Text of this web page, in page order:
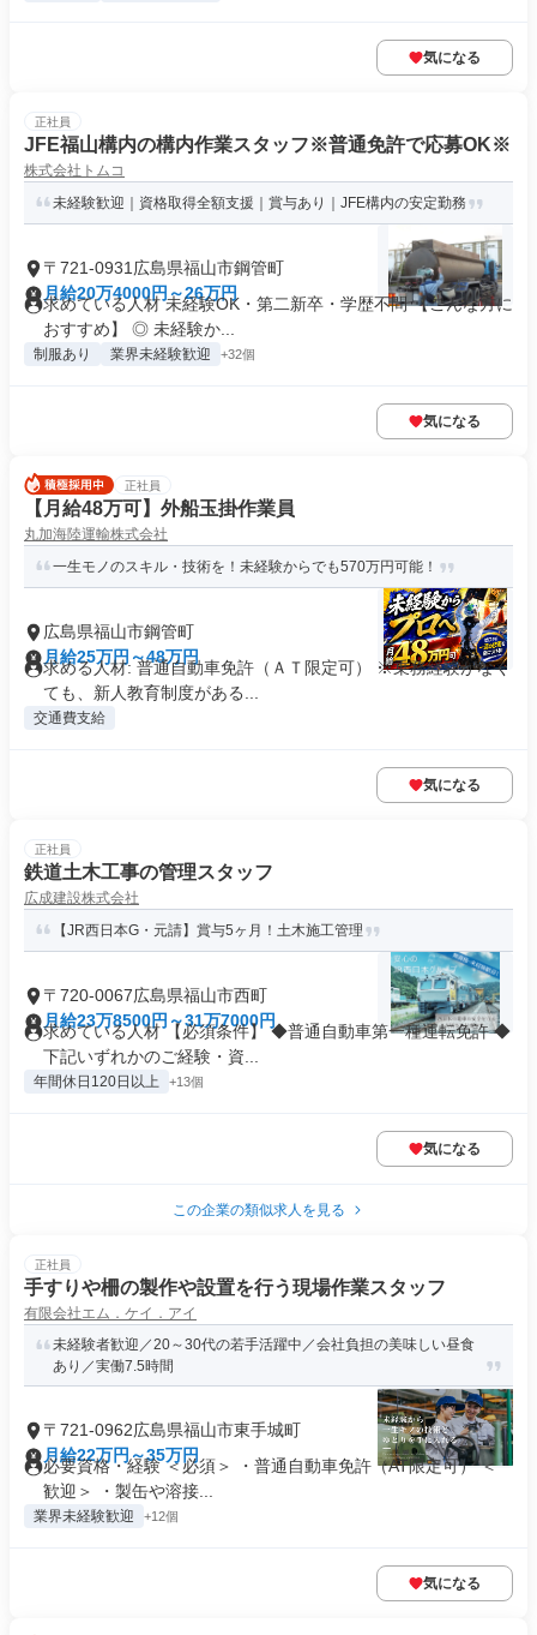
気になる
正社員
JFE福山構内の構内作業スタッフ※普通免許で応募OK※
株式会社トムコ
未経験歓迎｜資格取得全額支援｜賞与あり｜JFE構内の安定勤務
〒721-0931広島県福山市鋼管町
月給20万4000円～26万円
求めている人材 未経験OK・第二新卒・学歴不問 【こんな方に
おすすめ】 ◎ 未経験か...
制服あり 業界未経験歓迎 +32個
気になる
正社員
【月給48万可】外船玉掛作業員
丸加海陸運輸株式会社
一生モノのスキル・技術を！未経験からでも570万円可能！
広島県福山市鋼管町
月給25万円～48万円
求める人材: 普通自動車免許（ＡＴ限定可） ※乗務経験がなく
ても、新人教育制度がある...
交通費支給
気になる
正社員
鉄道土木工事の管理スタッフ
広成建設株式会社
【JR西日本G・元請】賞与5ヶ月！土木施工管理
〒720-0067広島県福山市西町
月給23万8500円～31万7000円
求めている人材 【必須条件】 ◆普通自動車第一種運転免許 ◆
下記いずれかのご経験・資...
年間休日120日以上 +13個
気になる
この企業の類似求人を見る
正社員
手すりや柵の製作や設置を行う現場作業スタッフ
有限会社エム．ケイ．アイ
未経験者歓迎／20～30代の若手活躍中／会社負担の美味しい昼食
あり／実働7.5時間
〒721-0962広島県福山市東手城町
月給22万円～35万円
必要資格・経験 ＜必須＞ ・普通自動車免許（AT限定可） ＜
歓迎＞ ・製缶や溶接...
業界未経験歓迎 +12個
気になる